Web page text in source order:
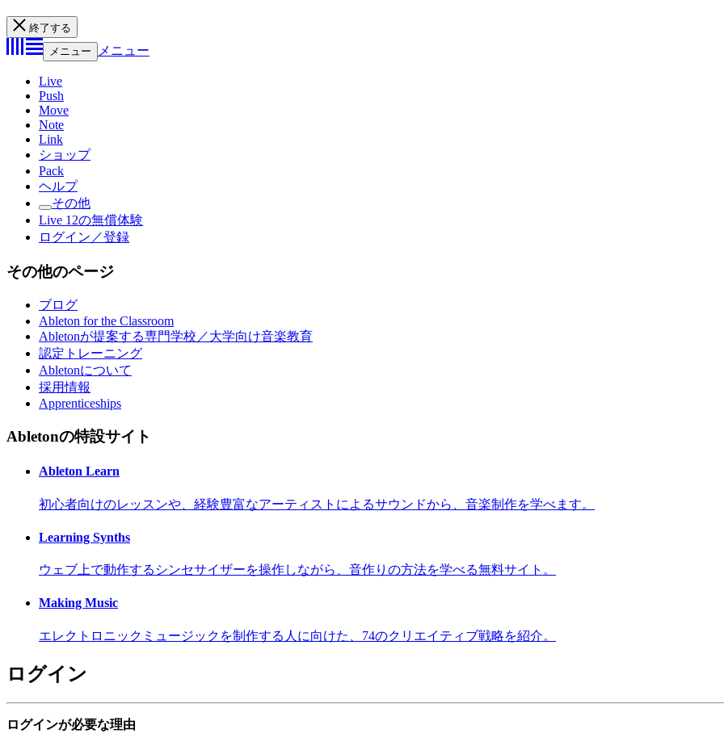
終了する
メニュー
メニュー
Live
Push
Move
Note
Link
ショップ
Pack
ヘルプ
その他
Live 12の無償体験
ログイン／登録
その他のページ
ブログ
Ableton for the Classroom
Abletonが提案する専門学校／大学向け音楽教育
認定トレーニング
Abletonについて
採用情報
Apprenticeships
Abletonの特設サイト
Ableton Learn
初心者向けのレッスンや、経験豊富なアーティストによるサウンドから、音楽制作を学べます。
Learning Synths
ウェブ上で動作するシンセサイザーを操作しながら、音作りの方法を学べる無料サイト。
Making Music
エレクトロニックミュージックを制作する人に向けた、74のクリエイティブ戦略を紹介。
ログイン
ログインが必要な理由